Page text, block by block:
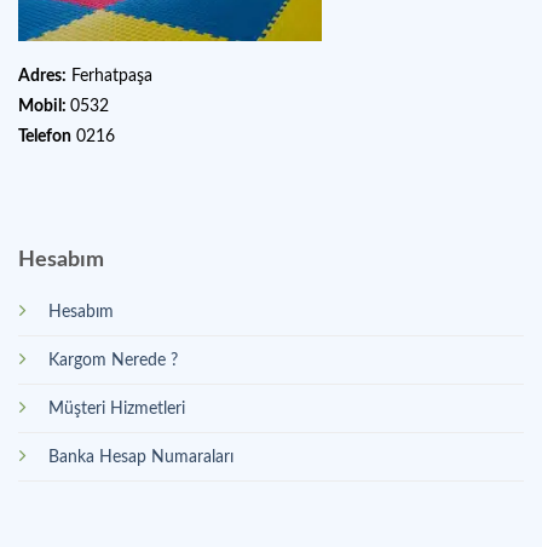
Adres: Ferhatpaşa
Mobil: 0532
Telefon 0216
Hesabım
Hesabım
Kargom Nerede ?
Müşteri Hizmetleri
Banka Hesap Numaraları